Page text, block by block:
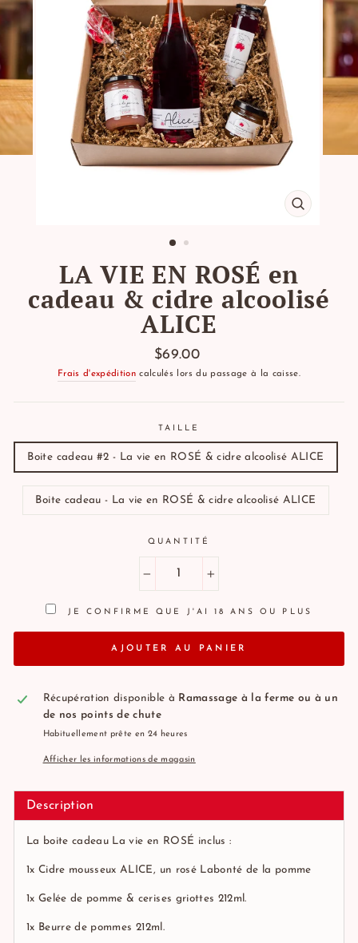
FERMER
LA VIE EN ROSÉ en
cadeau & cidre alcoolisé
ALICE
Prix
régulier
$69.00
Frais d'expédition calculés lors du passage à la caisse.
TAILLE
Boite cadeau #2 - La vie en ROSÉ & cidre alcoolisé ALICE
Boite cadeau - La vie en ROSÉ & cidre alcoolisé ALICE
QUANTITÉ
JE CONFIRME QUE J'AI 18 ANS OU PLUS
AJOUTER AU PANIER
Récupération disponible à
Ramassage à la ferme ou à un
de nos points de chute
Habituellement prête en 24 heures
Afficher les informations de magasin
Description
La boite cadeau La vie en ROSÉ inclus :
1xCidre mousseux ALICE, un rosé Labonté de la pomme
1xGelée de pomme & cerises griottes 212ml.
1x Beurre de pommes 212ml.